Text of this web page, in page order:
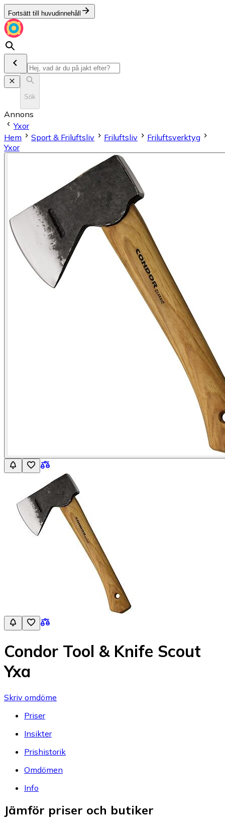
Fortsätt till huvudinnehåll
Sök
Annons
Yxor
Hem
Sport & Friluftsliv Friluftsliv
Friluftsverktyg
Yxor
Condor Tool & Knife Scout
Yxa
Skriv omdöme
Priser
Insikter
Prishistorik
Omdömen
Info
Jämför priser och butiker